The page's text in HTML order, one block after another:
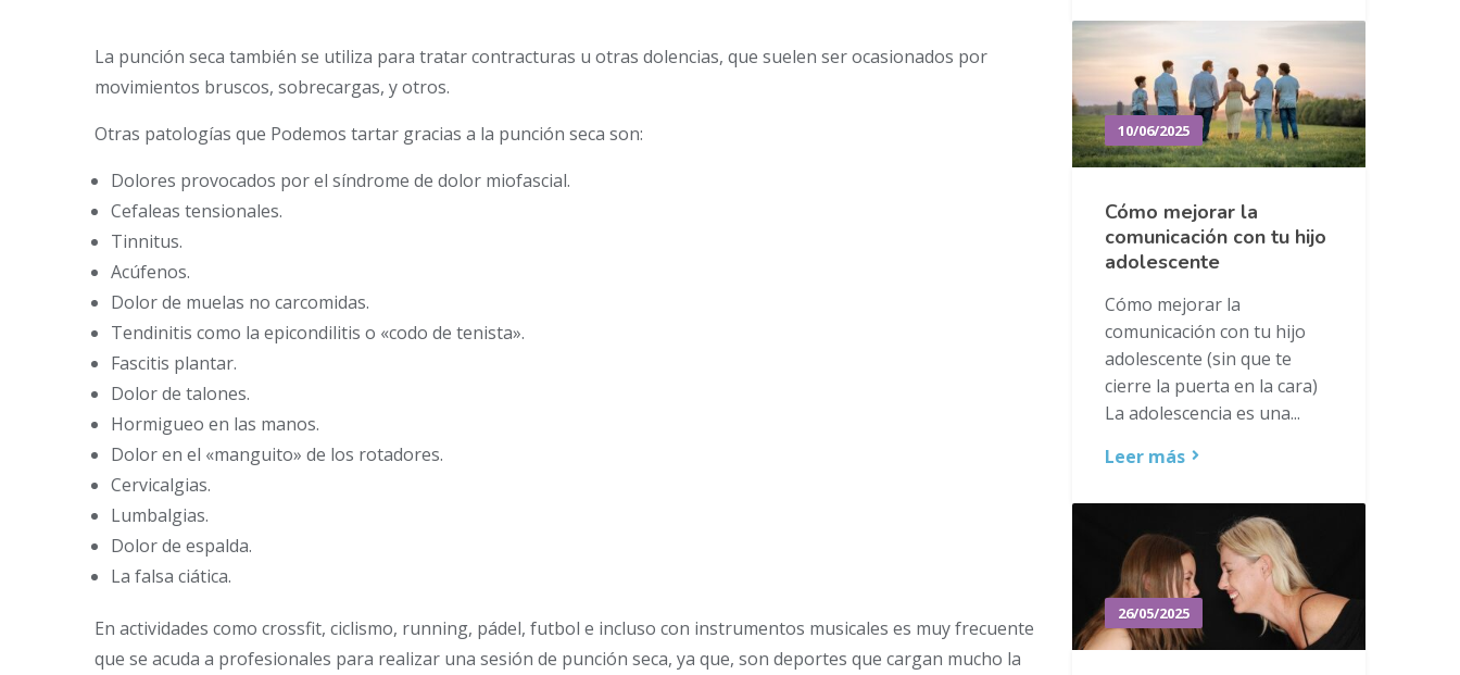
La punción seca también se utiliza para tratar contracturas u otras dolencias, que suelen ser ocasionados por
movimientos bruscos, sobrecargas, y otros.
Otras patologías que Podemos tartar gracias a la punción seca son:
Dolores provocados por el síndrome de dolor miofascial.
Cefaleas tensionales.
Tinnitus.
Acúfenos.
Dolor de muelas no carcomidas.
Tendinitis como la epicondilitis o «codo de tenista».
Fascitis plantar.
Dolor de talones.
Hormigueo en las manos.
Dolor en el «manguito» de los rotadores.
Cervicalgias.
Lumbalgias.
Dolor de espalda.
La falsa ciática.
En actividades como crossfit, ciclismo, running, pádel, futbol e incluso con instrumentos musicales es muy frecuente
que se acuda a profesionales para realizar una sesión de punción seca, ya que, son deportes que cargan mucho la
10/06/2025
Cómo mejorar la
comunicación con tu hijo
adolescente
Cómo mejorar la
comunicación con tu hijo
adolescente (sin que te
cierre la puerta en la cara)
La adolescencia es una...
Leer más
26/05/2025